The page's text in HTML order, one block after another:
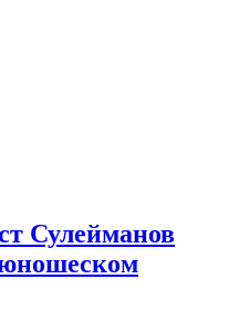
Сулейманов
юношеском